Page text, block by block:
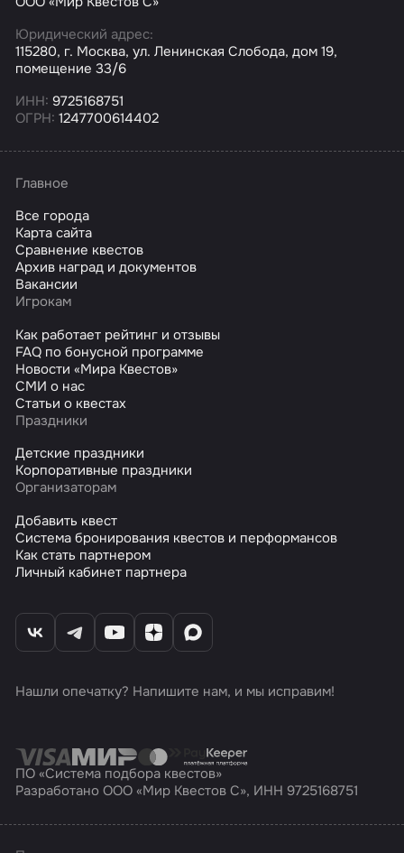
Юридический адрес:
115280, г. Москва, ул. Ленинская Слобода, дом 19,
помещение 33/6
ИНН: 9725168751
ОГРН: 1247700614402
Главное
Все города
Карта сайта
Сравнение квестов
Архив наград и документов
Вакансии
Игрокам
Как работает рейтинг и отзывы
FAQ по бонусной программе
Новости «Мира Квестов»
СМИ о нас
Статьи о квестах
Праздники
Детские праздники
Корпоративные праздники
Организаторам
Добавить квест
Система бронирования квестов и перформансов
Как стать партнером
Личный кабинет партнера
Нашли опечатку? Напишите нам, и мы исправим!
ПО «Система подбора квестов»
Разработано ООО «Мир Квестов С», ИНН 9725168751